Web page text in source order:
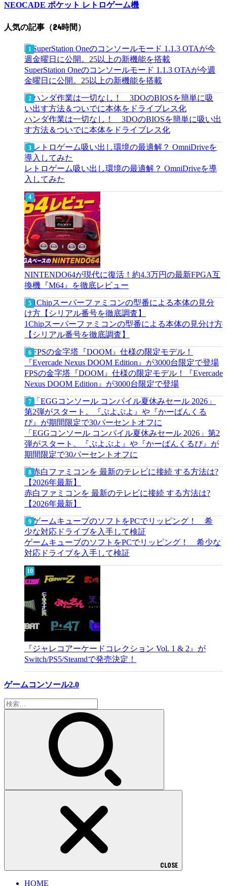
NEOCADE ポケット レトロゲーム機
人気の記事（24時間）
SuperStation Oneのコンソールモード 1.1.3 OTAが今週
金曜日に公開。25以上の新機能を搭載
ハンダ作業は一切なし！ 3DOのBIOSを簡単に吸い出
す方法＆ついでに本体をドライブレス化
レトロゲーム吸い出し環境の最適解？ OmniDriveを導
入してみた
NINTENDO64が現代に復活！約4.3万円の最新FPGA互
換機『M64』を徹底レビュー
1Chipスーパーファミコンの型番による本体の見分け方
【シリアル番号を徹底調査】
FPSの金字塔『DOOM』仕様の限定モデル！『Evercade
Nexus DOOM Edition』が3000台限定で登場
「EGGコンソール コンパイル夏休みセール 2026」第2
弾がスタート。『ぷよぷよ』や『かーばんくるぴ』が
期間限定で30パーセントオフに
赤白ファミコンを 最新のテレビに接続 する方法は?
【2026年最新】
ゲームキューブのソフトをPCでリッピング！ 希少な
対応ドライブを入手して検証
『ジャレコアーケードコレクション Vol. 1 & 2』が
Switch/PS5/Steamdで発売決定！
ゲームコンソール2.0
検
索:
CLOSE
HOME